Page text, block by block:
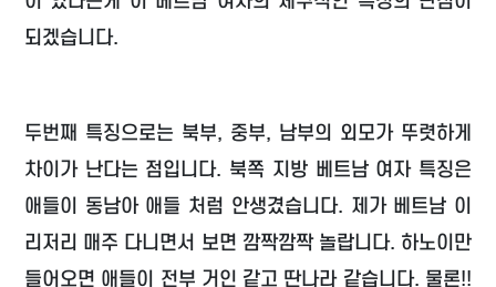
되겠습니다.
두번째 특징으로는 북부, 중부, 남부의 외모가 뚜렷하게
차이가 난다는 점입니다. 북쪽 지방 베트남 여자 특징은
애들이 동남아 애들 처럼 안생겼습니다. 제가 베트남 이
리저리 매주 다니면서 보면 깜짝깜짝 놀랍니다. 하노이만
들어오면 애들이 전부 거인 같고 딴나라 같습니다. 물론!!